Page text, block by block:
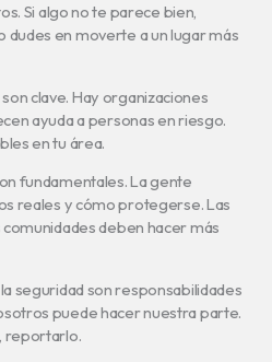
Si algo no te parece bien,
en moverte a un lugar más
clave. Hay organizaciones
ayuda a personas en riesgo.
en tu área.
fundamentales. La gente
reales y cómo protegerse. Las
deben hacer más
seguridad son responsabilidades
puede hacer nuestra parte.
reportarlo.